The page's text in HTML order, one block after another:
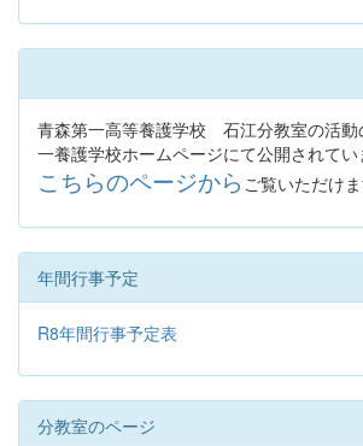
青森第一高等養護学校 石江分教室の活動
一養護学校ホームページにて公開されてい
こちらのページから ご覧いただけま
年間行事予定
R8年間行事予定表
分教室のページ